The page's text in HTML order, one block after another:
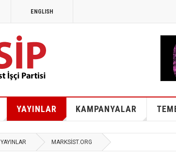
ENGLISH
YAYINLAR KAMPANYALAR
YAYINLAR MARKSİST.ORG